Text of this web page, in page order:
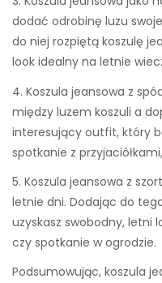
dodać odrobinę luzu
do niej rozpiętą koszulę
look idealny na letnie
4. Koszula jeansowa z
między luzem koszuli a
interesujący outfit, który
spotkanie z
5. Koszula jeansowa z
letnie dni. Dodając do
uzyskasz swobodny, letni
czy spotkanie w ogrodzie.
Podsumowując, koszula